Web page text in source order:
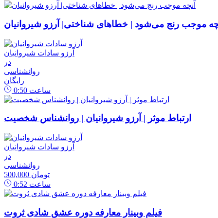
موجب رنج می‌شود | خطاهای شناختی| آرزو شیروانیان
آرزو سادات شیروانیان
در
روانشناسی
رایگان
0:50 ساعت
ارتباط موثر | آرزو شیروانیان | روانشناس شخصیت
آرزو سادات شیروانیان
در
روانشناسی
500,000 تومان
0:52 ساعت
فیلم وبینار معارفه دوره عشق شادی ثروت